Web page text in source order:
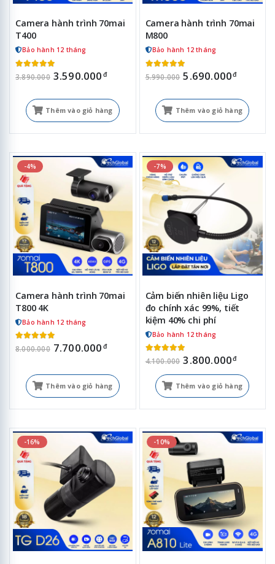
Camera hành trình 70mai
T400
Bảo hành 12 tháng
3.890.000 3.590.000 đ
Thêm vào giỏ hàng
Camera hành trình 70mai
M800
Bảo hành 12 tháng
5.990.000 5.690.000đ
Thêm vào giỏ hàng
-4%
Camera hành trình 70mai
T800 4K
Bảo hành 12 tháng
8.000.000 7.700.000 đ
Thêm vào giỏ hàng
-7%
Cảm biến nhiên liệu Ligo
đo chính xác 99%, tiết
kiệm 40% chi phí
Bảo hành 12 tháng
4.100.000 3.800.000đ
Thêm vào giỏ hàng
-16% -10%